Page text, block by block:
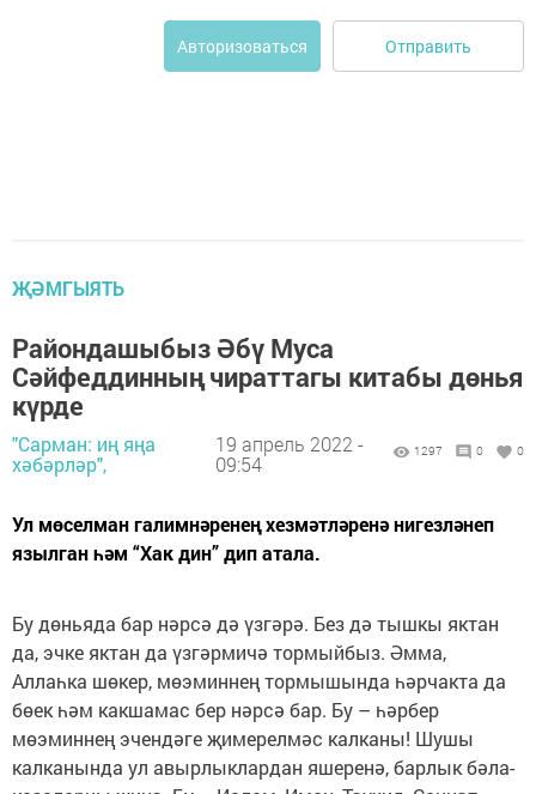
Авторизоваться Отправить
ҖӘМГЫЯТЬ
Райондашыбыз Әбү Муса
Сәйфеддинның чираттагы китабы дөнья
күрде
"Сарман: иң яңа
хәбәрләр",
19 апрель 2022 -
09:54
1297 0 0
Ул мөселман галимнәренең хезмәтләренә нигезләнеп
язылган һәм “Хак дин” дип атала.
Бу дөньяда бар нәрсә дә үзгәрә. Без дә тышкы яктан
да, эчке яктан да үзгәрмичә тормыйбыз. Әмма,
Аллаһка шөкер, мөэминнең тормышында һәрчакта да
бөек һәм какшамас бер нәрсә бар. Бу – һәрбер
мөэминнең эчендәге җимерелмәс калканы! Шушы
калканында ул авырлыклардан яшеренә, барлык бәла-